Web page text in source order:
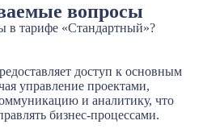
вопросы
в тарифе «Стандартный»?
доступ к основным
управление проектами,
и аналитику, что
бизнес-процессами.